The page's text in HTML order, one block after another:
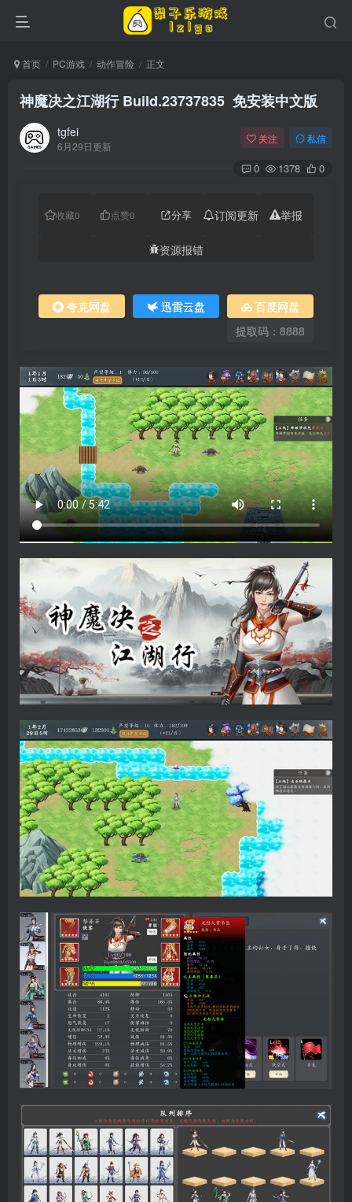
首页 PC游戏 动作冒险 正文
神魔决之江湖行 Build.23737835 免安装中文版
tgfei
6月29日更新
关注 私信
0 1378 0
收藏0 点赞0 分享 订阅更新 举报
资源报错
夸克网盘 迅雷云盘
百度网盘
提取码：8888